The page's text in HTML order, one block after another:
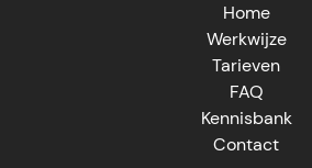
Home
Werkwijze
Tarieven
FAQ
Kennisbank
Contact